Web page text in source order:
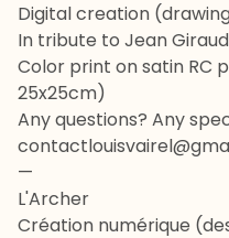
Digital creation
In tribute to Jean Giraud
Color print on satin RC
25x25cm)
Any questions? Any
—
L'Archer
Création numérique